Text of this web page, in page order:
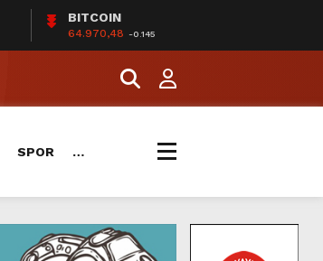
BITCOIN
64.970,48 -0.145
SPOR …